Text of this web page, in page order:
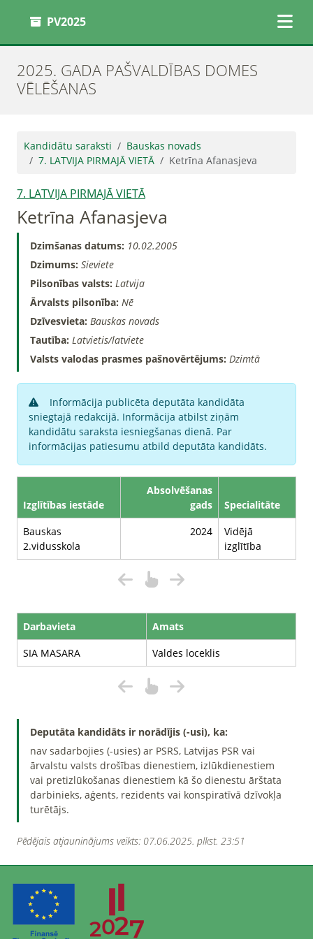
PV2025
2025. GADA PAŠVALDĪBAS DOMES
VĒLĒŠANAS
Kandidātu saraksti
Bauskas novads
7. LATVIJA PIRMAJĀ VIETĀ
Ketrīna Afanasjeva
7. LATVIJA PIRMAJĀ VIETĀ
Ketrīna Afanasjeva
Dzimšanas datums: 10.02.2005
Dzimums: Sieviete
Pilsonības valsts: Latvija
Ārvalsts pilsonība: Nē
Dzīvesvieta: Bauskas novads
Tautība: Latvietis/latviete
Valsts valodas prasmes pašnovērtējums: Dzimtā
Informācija publicēta deputāta kandidāta
sniegtajā redakcijā. Informācija atbilst ziņām
kandidātu saraksta iesniegšanas dienā. Par
informācijas patiesumu atbild deputāta kandidāts.
Izglītības iestāde
Absolvēšanas
gads
Specialitāte
Bauskas
2.vidusskola
2024
Vidējā
izglītība
Darbavieta
Amats
SIA MASARA
Valdes loceklis
Deputāta kandidāts ir norādījis (-usi), ka:
nav sadarbojies (-usies) ar PSRS, Latvijas PSR vai
ārvalstu valsts drošības dienestiem, izlūkdienestiem
vai pretizlūkošanas dienestiem kā šo dienestu ārštata
darbinieks, aģents, rezidents vai konspiratīvā dzīvokļa
turētājs.
Pēdējais atjauninājums veikts: 07.06.2025. plkst. 23:51